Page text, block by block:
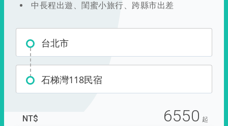
中長程出遊、閨蜜小旅行、跨縣市出差
台北市
石梯灣118民宿
NT$ 6550 起